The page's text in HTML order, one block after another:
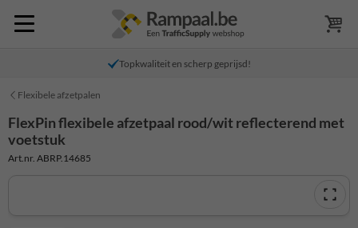
Topkwaliteit en scherp geprijsd!
Flexibele afzetpalen
FlexPin flexibele afzetpaal rood/wit reflecterend met
voetstuk
Art.nr. ABRP.14685